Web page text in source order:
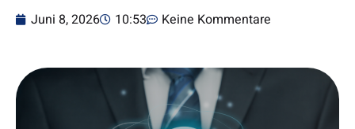
Juni 8, 2026 10:53 Keine Kommentare